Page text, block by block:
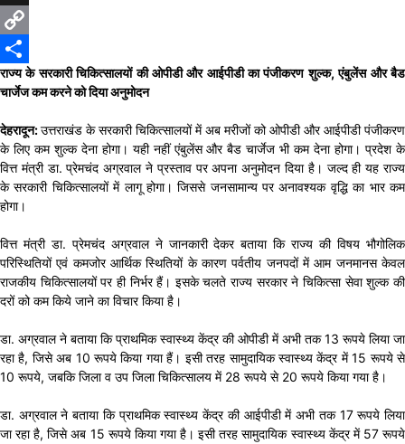
X
Copy
Link
Share
राज्य के सरकारी चिकित्सालयों की ओपीडी और आईपीडी का पंजीकरण शुल्क, एंबुलेंस और बैड
चार्जेज कम करने को दिया अनुमोदन
देहरादून:उत्तराखंड के सरकारी चिकित्सालयों में अब मरीजों को ओपीडी और आईपीडी पंजीकरण
के लिए कम शुल्क देना होगा। यही नहीं एंबुलेंस और बैड चार्जेज भी कम देना होगा। प्रदेश के
वित्त मंत्री डा. प्रेमचंद अग्रवाल ने प्रस्ताव पर अपना अनुमोदन दिया है। जल्द ही यह राज्य
के सरकारी चिकित्सालयों में लागू होगा। जिससे जनसामान्य पर अनावश्यक वृद्धि का भार कम
होगा।
वित्त मंत्री डा. प्रेमचंद अग्रवाल ने जानकारी देकर बताया कि राज्य की विषय भौगोलिक
परिस्थितियों एवं कमजोर आर्थिक स्थितियों के कारण पर्वतीय जनपदों में आम जनमानस केवल
राजकीय चिकित्सालयों पर ही निर्भर हैं। इसके चलते राज्य सरकार ने चिकित्सा सेवा शुल्क की
दरों को कम किये जाने का विचार किया है।
डा. अग्रवाल ने बताया कि प्राथमिक स्वास्थ्य केंद्र की ओपीडी में अभी तक 13 रूपये लिया जा
रहा है, जिसे अब 10 रूपये किया गया हैं। इसी तरह सामुदायिक स्वास्थ्य केंद्र में 15 रूपये से
10 रूपये, जबकि जिला व उप जिला चिकित्सालय में 28 रूपये से 20 रूपये किया गया है।
डा. अग्रवाल ने बताया कि प्राथमिक स्वास्थ्य केंद्र की आईपीडी में अभी तक 17 रूपये लिया
जा रहा है, जिसे अब 15 रूपये किया गया है। इसी तरह सामुदायिक स्वास्थ्य केंद्र में 57 रूपये